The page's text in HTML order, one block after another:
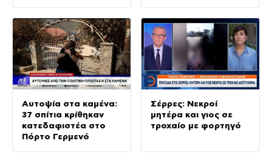
Αυτοψία στα καμένα:
37 σπίτια κρίθηκαν
κατεδαφιστέα στο
Πόρτο Γερμενό
Σέρρες: Νεκροί
μητέρα και γιος σε
τροχαίο με φορτηγό